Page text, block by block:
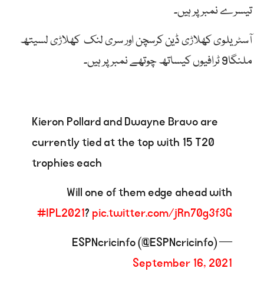
تیسرے نمبر پر ہیں۔
آسٹریلوی کھلاڑی ڈین کرسچن اور سری لنک کھلاڑی لسیتھ
ملنگا9 ٹرافیوں کیساتھ چوتھے نمبر پر ہیں۔
Kieron Pollard and Dwayne Bravo are
currently tied at the top with 15 T20
trophies each
Will one of them edge ahead with
#IPL2021? pic.twitter.com/jRn70g3f3G
— ESPNcricinfo (@ESPNcricinfo)
September 16, 2021